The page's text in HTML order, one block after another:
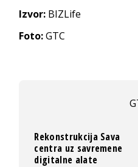
Izvor: BIZLife
Foto:GTC
Rekonstrukcija Sava
centra uz savremene
digitalne alate